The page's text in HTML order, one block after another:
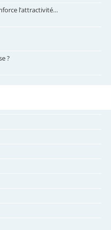
l’attractivité…
?